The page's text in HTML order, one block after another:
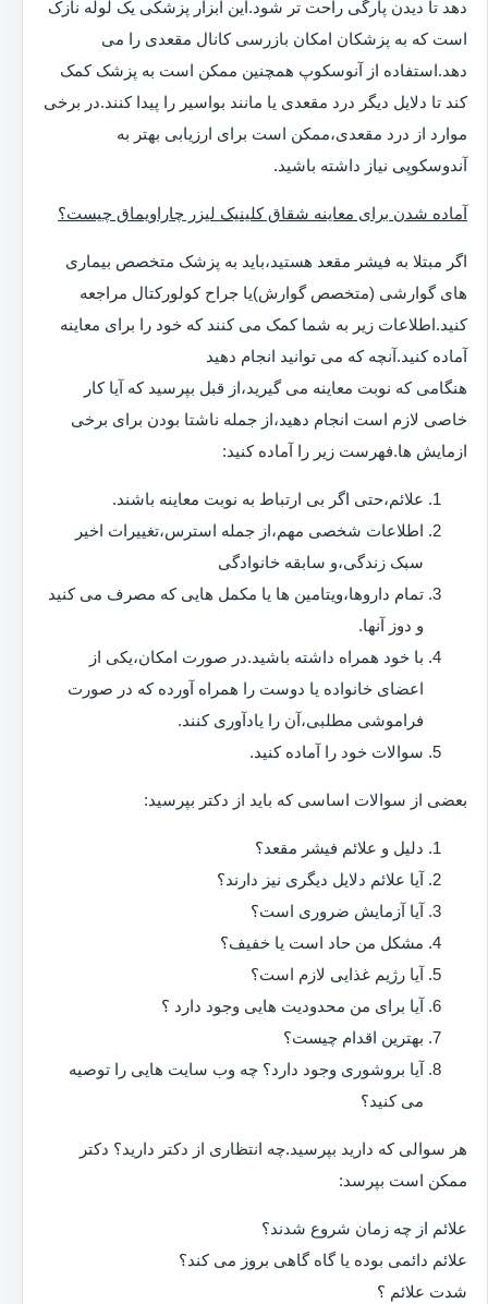
دهد تا دیدن پارگی راحت تر شود.این ابزار پزشکی یک لوله نازک
است که به پزشکان امکان بازرسی کانال مقعدی را می
دهد.استفاده از آنوسکوپ همچنین ممکن است به پزشک کمک
کند تا دلایل دیگر درد مقعدی یا مانند بواسیر را پیدا کنند.در برخی
موارد از درد مقعدی،ممکن است برای ارزیابی بهتر به
آندوسکوپی نیاز داشته باشید.
آماده شدن برای معاینه شقاق کلینیک لیزر چاراویماق چیست؟
اگر مبتلا به فیشر مقعد هستید،باید به پزشک متخصص بیماری
های گوارشی (متخصص گوارش)یا جراح کولورکتال مراجعه
کنید.اطلاعات زیر به شما کمک می کنند که خود را برای معاینه
آماده کنید.آنچه که می توانید انجام دهید
هنگامی که نوبت معاینه می گیرید،از قبل بپرسید که آیا کار
خاصی لازم است انجام دهید،از جمله ناشتا بودن برای برخی
ازمایش ها.فهرست زیر را آماده کنید:
علائم،حتی اگر بی ارتباط به نوبت معاینه باشند.
اطلاعات شخصی مهم،از جمله استرس،تغییرات اخیر
سبک زندگی،و سابقه خانوادگی
تمام داروها،ویتامین ها یا مکمل هایی که مصرف می کنید
و دوز آنها.
با خود همراه داشته باشید.در صورت امکان،یکی از
اعضای خانواده یا دوست را همراه آورده که در صورت
فراموشی مطلبی،آن را یادآوری کنند.
سوالات خود را آماده کنید.
بعضی از سوالات اساسی که باید از دکتر بپرسید:
دلیل و علائم فیشر مقعد؟
آیا علائم دلایل دیگری نیز دارند؟
آیا آزمایش ضروری است؟
مشکل من حاد است یا خفیف؟
آیا رژیم غذایی لازم است؟
آیا برای من محدودیت هایی وجود دارد ؟
بهترین اقدام چیست؟
آیا بروشوری وجود دارد؟ چه وب سایت هایی را توصیه
می کنید؟
هر سوالی که دارید بپرسید.چه انتظاری از دکتر دارید؟ دکتر
ممکن است بپرسد:
علائم از چه زمان شروع شدند؟
علائم دائمی بوده یا گاه گاهی بروز می کند؟
شدت علائم ؟